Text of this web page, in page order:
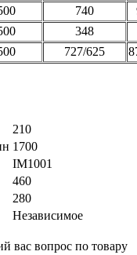
740
348
727/625
210
1700
IM1001
460
280
Независимое
вас вопрос по товару